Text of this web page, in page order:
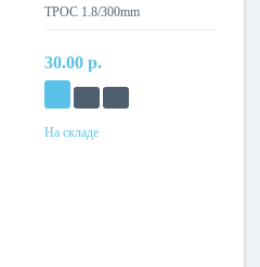
1.8/300mm
ТРОС 1.8/300mm
30.00 р.
На складе